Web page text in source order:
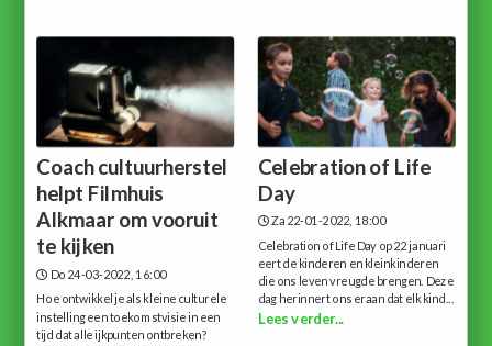
Coach cultuurherstel
helpt Filmhuis
Alkmaar om vooruit
te kijken
Do 24-03-2022, 16:00
Hoe ontwikkel je als kleine culturele
instelling een toekomstvisie in een
tijd dat alle ijkpunten ontbreken?
Celebration of Life
Day
Za 22-01-2022, 18:00
Celebration of Life Day op 22 januari
eert de kinderen en kleinkinderen
die ons leven vreugde brengen. Deze
dag herinnert ons eraan dat elk kind...
Lees verder...